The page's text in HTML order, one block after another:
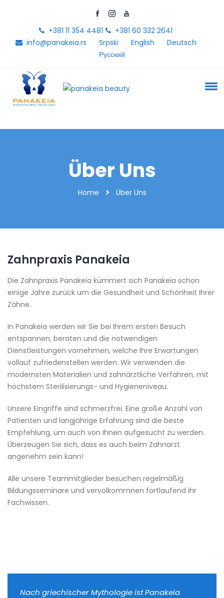
+381 11 354 4481
+381 60 332 2641
info@panakeia.rs
Srpski English
Deutsch
Русский
Über Uns
Home Über Uns
Zahnpraxis Panakeia
Die Zahnpraxis Panakeia kümmert sich Panakeia schon
einige Jahre zurück um die Gesundheit und Schönheit Ihrer
Zähne.
In Panakeia werden wir Sie bei Ihrem ersten Besuch
entspannen, beraten und die notwendigen
Dienstleistungen vornehmen, welche Ihre Erwartungen
vollauf zufriedenstellen werden. Wir verwenden die
modernsten Materialien und zahnärztliche Verfahren, mit
höchstem Sterilisierungs- und Hygieneniveau.
Unsere Eingriffe sind schmerzfrei. Eine große Anzahl von
Patienten und langjährige Erfahrung sind die beste
Empfehlung, um auch von Ihnen aufgesucht zu werden.
Überzeugen Sie sich, dass es auch beim Zahnarzt
angenehm sein kann!
Alle unsere Teammitglieder besuchen regelmäßig
Bildungsseminare und vervolkommnen fortlaufend ihr
Fachwissen.
Nach griechischer Mythologie ist Panakeia